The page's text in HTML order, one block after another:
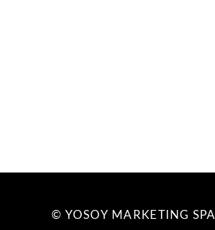
© YOSOY MARKETING SPA